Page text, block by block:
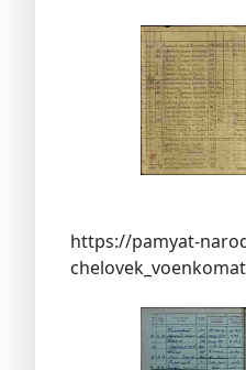
https://pamyat-